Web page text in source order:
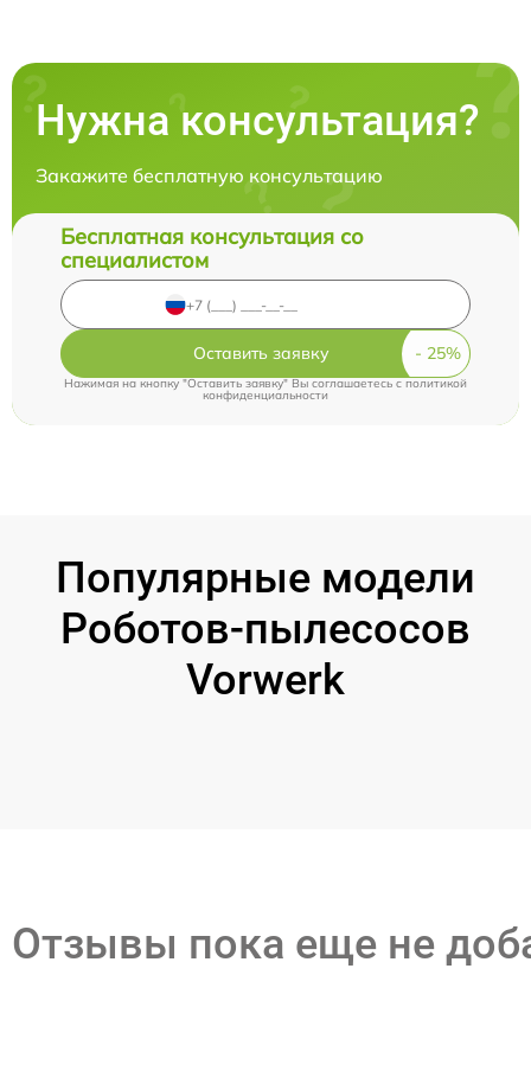
Нужна консультация?
Закажите бесплатную консультацию
Бесплатная консультация со
специалистом
Оставить заявку
Нажимая на кнопку "Оставить заявку" Вы соглашаетесь c политикой
конфиденциальности
Популярные модели
Роботов-пылесосов
Vorwerk
Отзывы пока еще не